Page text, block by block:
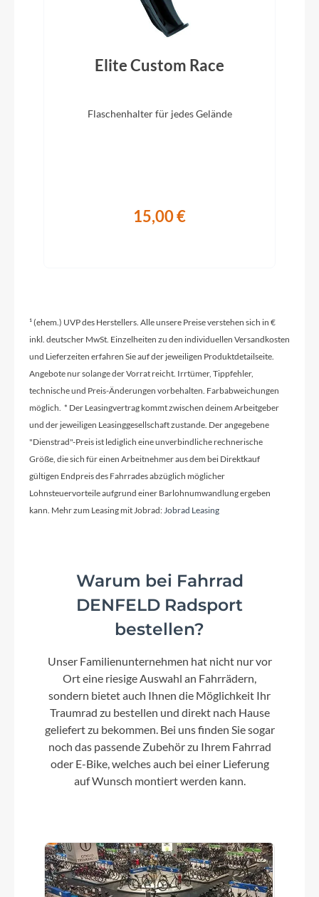
Sattelstütze
SAVE Carbon SmartSense, 27.2, 350mm (XS-L),
Elite Custom Race
Flaschenhalter für jedes Gelände
15,00 €
¹ (ehem.) UVP des Herstellers. Alle unsere Preise verstehen sich in €
inkl. deutscher MwSt. Einzelheiten zu den individuellen Versandkosten
und Lieferzeiten erfahren Sie auf der jeweiligen Produktdetailseite.
Angebote nur solange der Vorrat reicht. Irrtümer, Tippfehler,
technische und Preis-Änderungen vorbehalten. Farbabweichungen
möglich. * Der Leasingvertrag kommt zwischen deinem Arbeitgeber
und der jeweiligen Leasinggesellschaft zustande. Der angegebene
"Dienstrad"-Preis ist lediglich eine unverbindliche rechnerische
Größe, die sich für einen Arbeitnehmer aus dem bei Direktkauf
gültigen Endpreis des Fahrrades abzüglich möglicher
Lohnsteuervorteile aufgrund einer Barlohnumwandlung ergeben
kann. Mehr zum Leasing mit Jobrad:Jobrad Leasing
Warum bei Fahrrad
DENFELD Radsport
bestellen?
Unser Familienunternehmen hat nicht nur vor
Ort eine riesige Auswahl an Fahrrädern,
sondern bietet auch Ihnen die Möglichkeit Ihr
Traumrad zu bestellen und direkt nach Hause
geliefert zu bekommen. Bei uns finden Sie sogar
noch das passende Zubehör zu Ihrem Fahrrad
oder E-Bike, welches auch bei einer Lieferung
auf Wunsch montiert werden kann.